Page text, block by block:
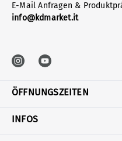
E-Mail Anfragen &
info@kdmarket.it
ÖFFNUNGSZEITEN
INFOS